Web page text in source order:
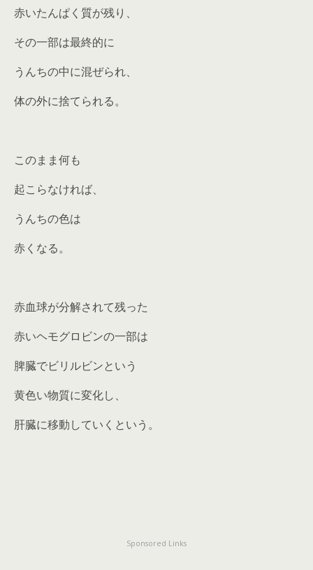
赤いたんぱく質が残り、
その一部は最終的に
うんちの中に混ぜられ、
体の外に捨てられる。
このまま何も
起こらなければ、
うんちの色は
赤くなる。
赤血球が分解されて残った
赤いヘモグロビンの一部は
脾臓でビリルビンという
黄色い物質に変化し、
肝臓に移動していくという。
Sponsored Links